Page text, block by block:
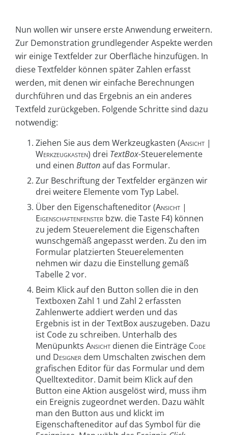
Nun wollen wir unsere erste Anwendung erweitern.
Zur Demonstration grundlegender Aspekte werden
wir einige Textfelder zur Oberfläche hinzufügen. In
diese Textfelder können später Zahlen erfasst
werden, mit denen wir einfache Berechnungen
durchführen und das Ergebnis an ein anderes
Textfeld zurückgeben. Folgende Schritte sind dazu
notwendig:
Ziehen Sie aus dem Werkzeugkasten (Ansicht |
Werkzeugkasten) drei TextBox-Steuerelemente
und einen Buttonauf das Formular.
Zur Beschriftung der Textfelder ergänzen wir
drei weitere Elemente vom Typ Label.
Über den Eigenschafteneditor (Ansicht |
Eigenschaftenfenster bzw. die Taste F4) können
zu jedem Steuerelement die Eigenschaften
wunschgemäß angepasst werden. Zu den im
Formular platzierten Steuerelementen
nehmen wir dazu die Einstellung gemäß
Tabelle 2 vor.
Beim Klick auf den Button sollen die in den
Textboxen Zahl 1 und Zahl 2 erfassten
Zahlenwerte addiert werden und das
Ergebnis ist in der TextBox auszugeben. Dazu
ist Code zu schreiben. Unterhalb des
Menüpunkts Ansicht dienen die Einträge Code
und Designer dem Umschalten zwischen dem
grafischen Editor für das Formular und dem
Quelltexteditor. Damit beim Klick auf den
Button eine Aktion ausgelöst wird, muss ihm
ein Ereignis zugeordnet werden. Dazu wählt
man den Button aus und klickt im
Eigenschafteneditor auf das Symbol für die